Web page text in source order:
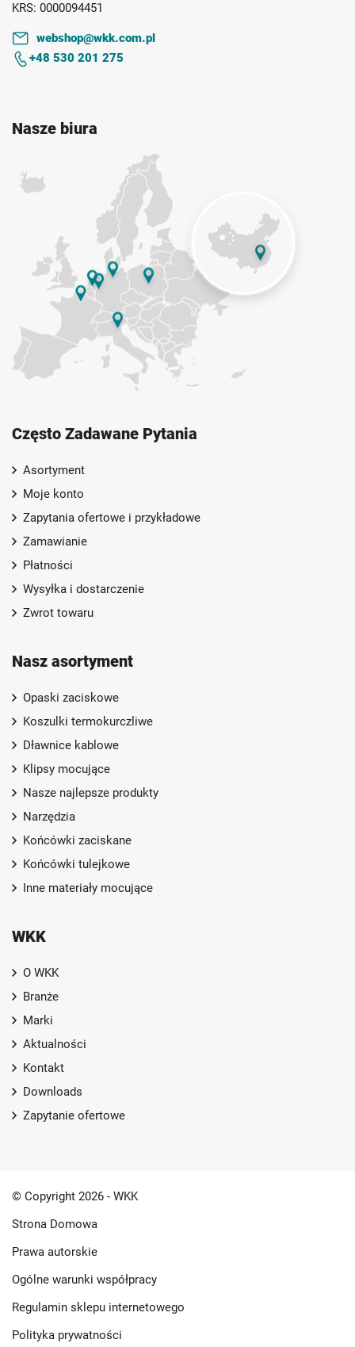
KRS: 0000094451
webshop@wkk.com.pl
+48 530 201 275
Nasze biura
Często Zadawane Pytania
Asortyment
Moje konto
Zapytania ofertowe i przykładowe
Zamawianie
Płatności
Wysyłka i dostarczenie
Zwrot towaru
Nasz asortyment
Opaski zaciskowe
Koszulki termokurczliwe
Dławnice kablowe
Klipsy mocujące
Nasze najlepsze produkty
Narzędzia
Końcówki zaciskane
Końcówki tulejkowe
Inne materiały mocujące
WKK
O WKK
Branże
Marki
Aktualności
Kontakt
Downloads
Zapytanie ofertowe
© Copyright 2026 - WKK
Strona Domowa
Prawa autorskie
Ogólne warunki współpracy
Regulamin sklepu internetowego
Polityka prywatności